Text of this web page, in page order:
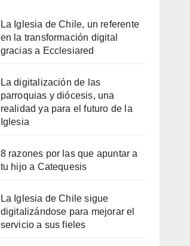
La Iglesia de Chile, un referente
en la transformación digital
gracias a Ecclesiared
La digitalización de las
parroquias y diócesis, una
realidad ya para el futuro de la
Iglesia
8 razones por las que apuntar a
tu hijo a Catequesis
La Iglesia de Chile sigue
digitalizándose para mejorar el
servicio a sus fieles